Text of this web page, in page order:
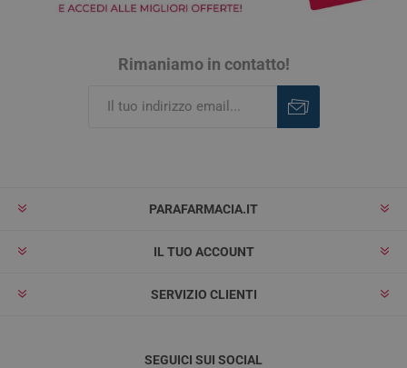
Rimaniamo in contatto!
PARAFARMACIA.IT
IL TUO ACCOUNT
SERVIZIO CLIENTI
SEGUICI SUI SOCIAL